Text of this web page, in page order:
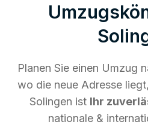
Planen Sie einen Umzug
wo die neue Adresse
Solingen ist Ihr
nationale &